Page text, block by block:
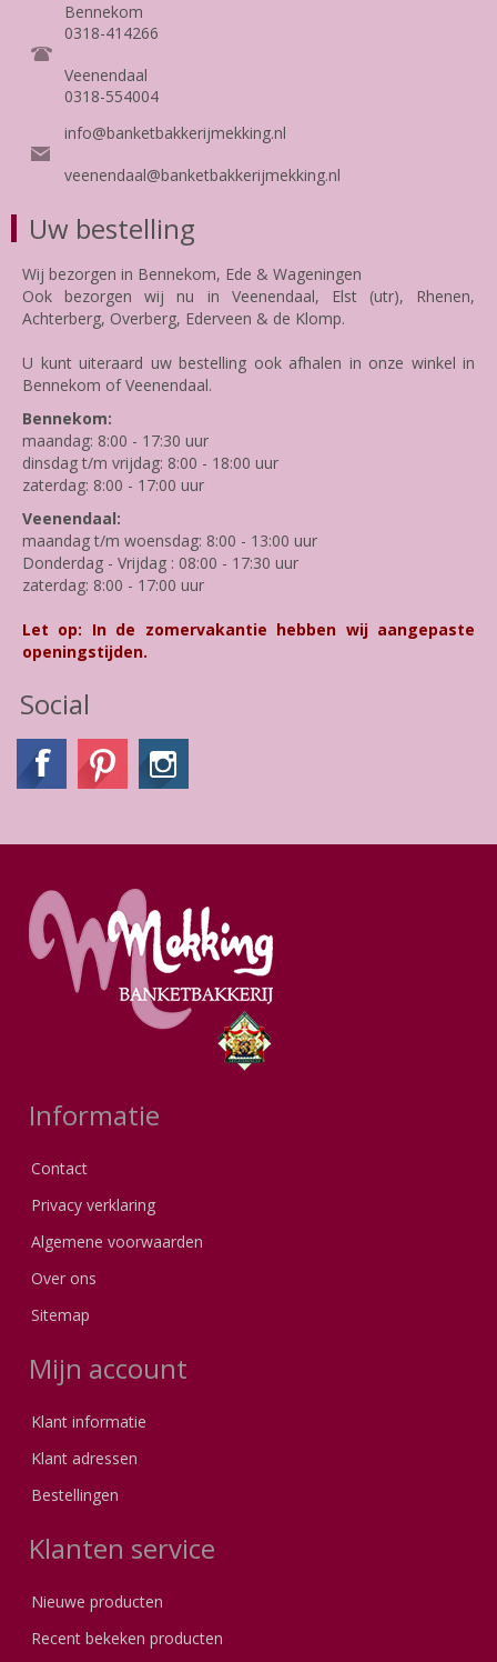
Bennekom
0318-414266
Veenendaal
0318-554004
info@banketbakkerijmekking.nl
veenendaal@banketbakkerijmekking.nl
Uw bestelling
Wij bezorgen in Bennekom, Ede & Wageningen
Ook bezorgen wij nu in Veenendaal, Elst (utr), Rhenen,
Achterberg, Overberg, Ederveen & de Klomp.
U kunt uiteraard uw bestelling ook afhalen in onze winkel in
Bennekom of Veenendaal.
Bennekom:
maandag: 8:00 - 17:30 uur
dinsdag t/m vrijdag: 8:00 - 18:00 uur
zaterdag: 8:00 - 17:00 uur
Veenendaal:
maandag t/m woensdag: 8:00 - 13:00 uur
Donderdag - Vrijdag : 08:00 - 17:30 uur
zaterdag: 8:00 - 17:00 uur
Let op: In de zomervakantie hebben wij aangepaste
openingstijden.
Social
Informatie
Contact
Privacy verklaring
Algemene voorwaarden
Over ons
Sitemap
Mijn account
Klant informatie
Klant adressen
Bestellingen
Klanten service
Nieuwe producten
Recent bekeken producten